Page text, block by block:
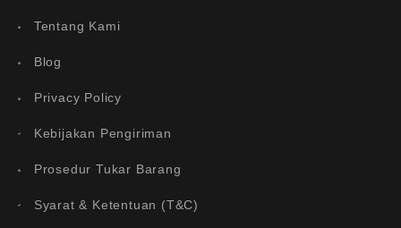
Tentang Kami
Blog
Privacy Policy
Kebijakan Pengiriman
Prosedur Tukar Barang
Syarat & Ketentuan (T&C)